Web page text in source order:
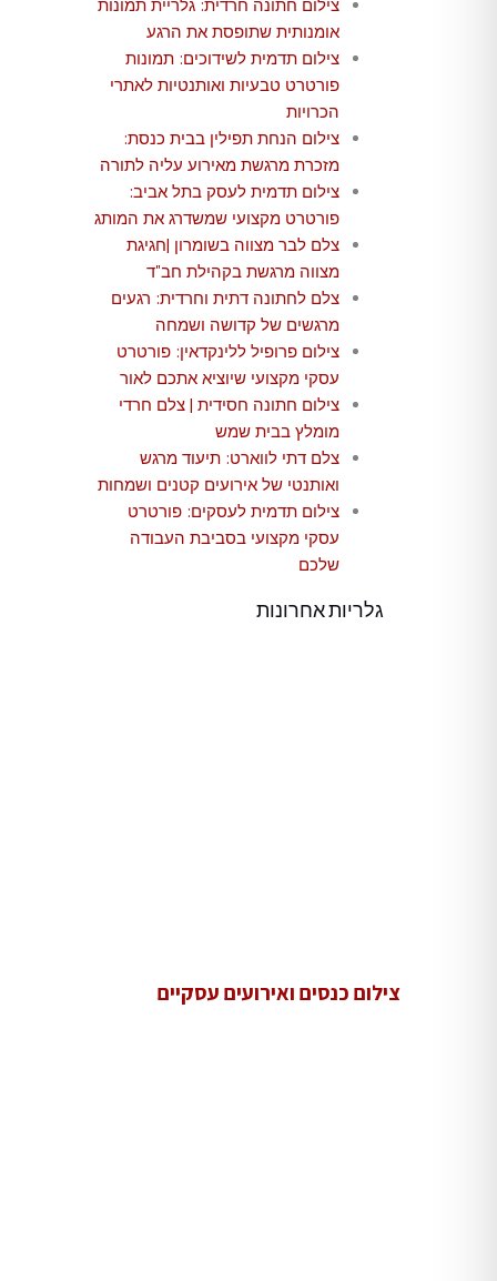
צילום חתונה חרדית: גלריית תמונות
אומנותית שתופסת את הרגע
צילום תדמית לשידוכים: תמונות
פורטרט טבעיות ואותנטיות לאתרי
הכרויות
צילום הנחת תפילין בבית כנסת:
מזכרת מרגשת מאירוע עליה לתורה
צילום תדמית לעסק בתל אביב:
פורטרט מקצועי שמשדרג את המותג
צלם לבר מצווה בשומרון |חגיגת
מצווה מרגשת בקהילת חב"ד
צלם לחתונה דתית וחרדית: רגעים
מרגשים של קדושה ושמחה
צילום פרופיל ללינקדאין: פורטרט
עסקי מקצועי שיוציא אתכם לאור
צילום חתונה חסידית | צלם חרדי
מומלץ בבית שמש
צלם דתי לווארט: תיעוד מרגש
ואותנטי של אירועים קטנים ושמחות
צילום תדמית לעסקים: פורטרט
עסקי מקצועי בסביבת העבודה
שלכם
גלריות אחרונות
צילום כנסים ואירועים עסקיים